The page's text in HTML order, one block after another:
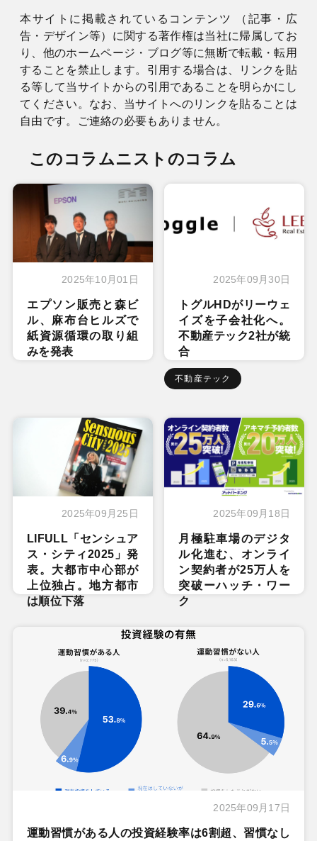
本サイトに掲載されているコンテンツ （記事・広
告・デザイン等）に関する著作権は当社に帰属してお
り、他のホームページ・ブログ等に無断で転載・転用
することを禁止します。引用する場合は、リンクを貼
る等して当サイトからの引用であることを明らかにし
てください。なお、当サイトへのリンクを貼ることは
自由です。ご連絡の必要もありません。
このコラムニストのコラム
2025年10月01日
エプソン販売と森ビ
ル、麻布台ヒルズで
紙資源循環の取り組
みを発表
2025年09月30日
トグルHDがリーウェ
イズを子会社化へ。
不動産テック2社が統
合
不動産テック
2025年09月25日
LIFULL「センシュア
ス・シティ2025」発
表。大都市中心部が
上位独占。地方都市
は順位下落
2025年09月18日
月極駐車場のデジタ
ル化進む、オンライ
ン契約者が25万人を
突破ーハッチ・ワー
ク
2025年09月17日
運動習慣がある人の投資経験率は6割超、習慣なし